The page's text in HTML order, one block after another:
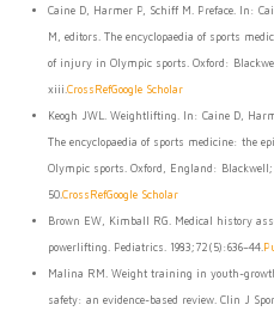
Caine D, Harmer P, Schiff M. Preface. In:
M, editors. The encyclopaedia of sports
of injury in Olympic sports. Oxford:
xiii.CrossRefGoogle Scholar
Keogh JWL. Weightlifting. In: Caine D,
The encyclopaedia of sports medicine: the
Olympic sports. Oxford, England: Blackwell;
50.CrossRefGoogle Scholar
Brown EW, Kimball RG. Medical history
powerlifting. Pediatrics. 1983;72(5):636–44.
Malina RM. Weight training in youth-
safety: an evidence-based review. Clin J